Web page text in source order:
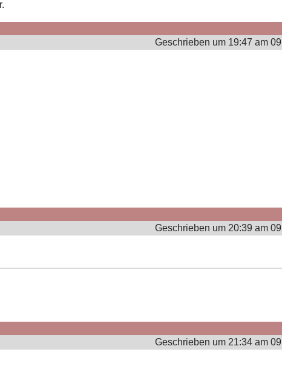
Geschrieben um 19:47 am
Geschrieben um 20:39 am
Geschrieben um 21:34 am